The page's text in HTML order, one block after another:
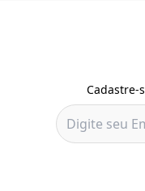
Cadastre-